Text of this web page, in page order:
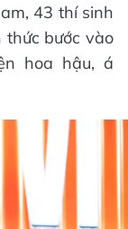
43 thí sinh
bước vào
hoa hậu, á